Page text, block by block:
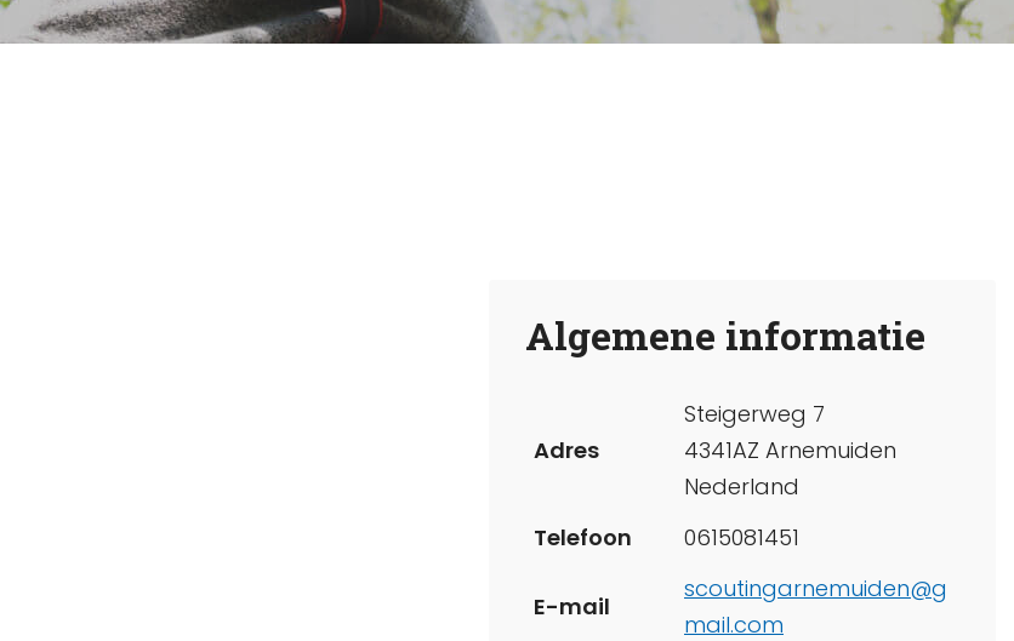
Algemene informatie
Adres
Steigerweg 7
4341AZ Arnemuiden
Nederland
Telefoon
0615081451
E-mail
scoutingarnemuiden@g
mail.com